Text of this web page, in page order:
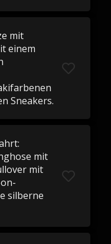
mit
einem
Sneakers.
mit
mit
silberne